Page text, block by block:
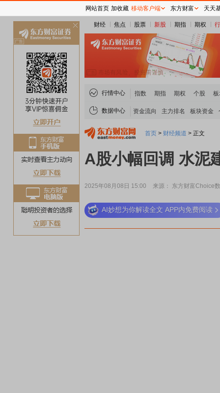
财经 焦点 股票 新股 期指 期权
行情中心 指数 期指 期权 个股
数据中心 资金流向 主力排名 板块资金
首页 > 财经频道 > 正文
A股小幅回调 水泥
2025年08月08日 15:00 来源： 东方财富Choice
AI妙想为你解读全文 APP内免费阅读
网站首页 加收藏 移动客户端 东方财富 天天
关